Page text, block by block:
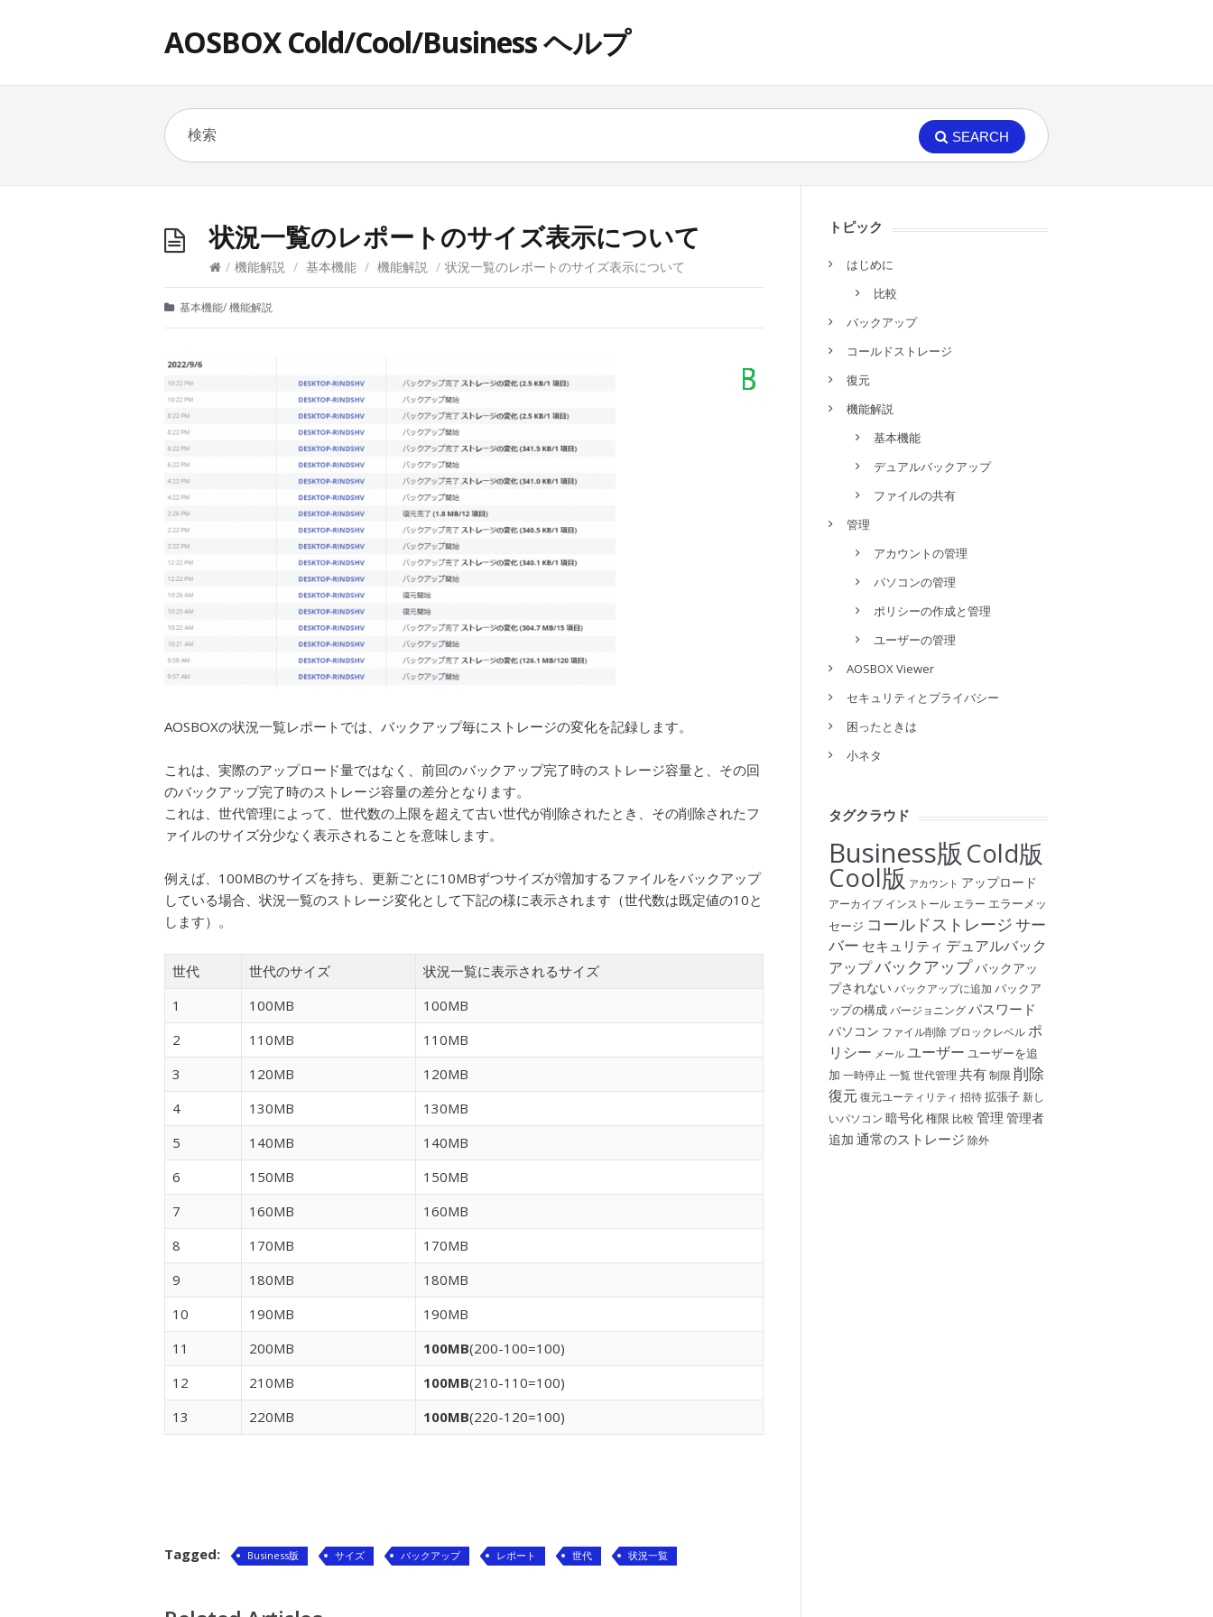
AOSBOX Cold/Cool/Business ヘルプ
SEARCH
状況一覧のレポートのサイズ表示について
/ 機能解説 / 基本機能 / 機能解説 / 状況一覧のレポートのサイズ表示について
基本機能/機能解説
AOSBOXの状況一覧レポートでは、バックアップ毎にストレージの変化を記録します。
これは、実際のアップロード量ではなく、前回のバックアップ完了時のストレージ容量と、その回
のバックアップ完了時のストレージ容量の差分となります。
これは、世代管理によって、世代数の上限を超えて古い世代が削除されたとき、その削除されたフ
ァイルのサイズ分少なく表示されることを意味します。
例えば、100MBのサイズを持ち、更新ごとに10MBずつサイズが増加するファイルをバックアップ
している場合、状況一覧のストレージ変化として下記の様に表示されます（世代数は既定値の10と
します）。
世代 世代のサイズ
状況一覧に表示されるサイズ
1
100MB
100MB
2
110MB
110MB
3
120MB
120MB
4
130MB
130MB
5
140MB
140MB
6
150MB
150MB
7
160MB
160MB
8
170MB
170MB
9
180MB
180MB
10
190MB
190MB
11
200MB 100MB(200-100=100)
12
210MB 100MB(210-110=100)
13
220MB 100MB(220-120=100)
Tagged: Business版 サイズ バックアップ レポート 世代 状況一覧
トピック
はじめに
比較
バックアップ
コールドストレージ
復元
機能解説
基本機能
デュアルバックアップ
ファイルの共有
管理
アカウントの管理
パソコンの管理
ポリシーの作成と管理
ユーザーの管理
AOSBOX Viewer
セキュリティとプライバシー
困ったときは
小ネタ
タグクラウド
Business版Cold版
Cool版 アカウント アップロード
アーカイブ インストール エラー エラーメッ
セージ コールドストレージサー
バー セキュリティ デュアルバック
アップバックアップバックアッ
プされない バックアップに追加 バックア
ップの構成 バージョニング パスワード
パソコン ファイル削除 ブロックレベル ポ
リシー メール ユーザー ユーザーを追
加 一時停止 一覧 世代管理 共有 制限 削除
復元 復元ユーティリティ 招待 拡張子 新し
いパソコン 暗号化権限 比較 管理 管理者
追加 通常のストレージ 除外